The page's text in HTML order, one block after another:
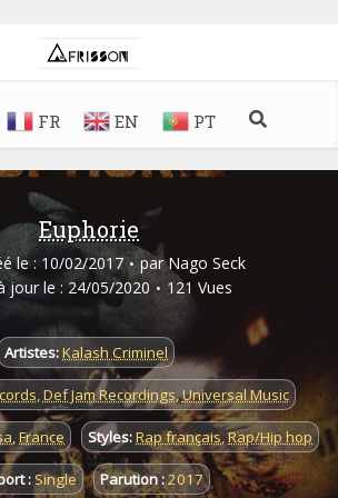
FR EN PT
Euphorie
le : 10/02/2017 par Nago Seck
jour le : 24/05/2020
121 Vues
Artistes:Kalash Criminel
,Def Jam Recordings,Universal Music
,France Styles:Rap français,Rap/Hip hop
:Single Parution :2017